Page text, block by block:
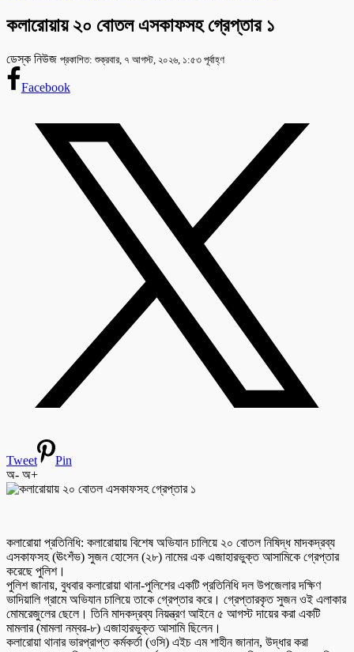
কলারোয়ায় ২০ বোতল এসকাফসহ গ্রেপ্তার ১
ডেস্ক নিউজ প্রকাশিত: শুক্রবার, ৭ আগস্ট, ২০২৬, ১:৫৩ পূর্বাহ্ণ
Facebook
Tweet
Pin
অ- অ+
কলারোয়া প্রতিনিধি: কলারোয়ায় বিশেষ অভিযান চালিয়ে ২০ বোতল নিষিদ্ধ মাদকদ্রব্য
এসকাফসহ (ঊংশঁভ) সুজন হোসেন (২৮) নামের এক এজাহারভুক্ত আসামিকে গ্রেপ্তার
করেছে পুলিশ।
পুলিশ জানায়, বুধবার কলারোয়া থানা-পুলিশের একটি প্রতিনিধি দল উপজেলার দক্ষিণ
ভাদিয়ালি গ্রামে অভিযান চালিয়ে তাকে গ্রেপ্তার করে। গ্রেপ্তারকৃত সুজন ওই এলাকার
মোমরেজুলের ছেলে। তিনি মাদকদ্রব্য নিয়ন্ত্রণ আইনে ৫ আগস্ট দায়ের করা একটি
মামলার (মামলা নম্বর-৮) এজাহারভুক্ত আসামি ছিলেন।
কলারোয়া থানার ভারপ্রাপ্ত কর্মকর্তা (ওসি) এইচ এম শাহীন জানান, উদ্ধার করা